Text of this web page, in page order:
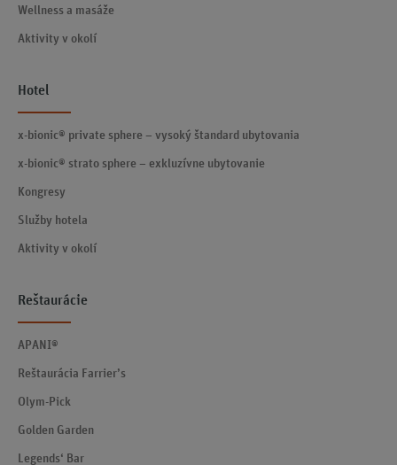
Wellness a masáže
Aktivity v okolí
Hotel
x-bionic® private sphere – vysoký štandard ubytovania
x-bionic® strato sphere – exkluzívne ubytovanie
Kongresy
Služby hotela
Aktivity v okolí
Reštaurácie
APANI®
Reštaurácia Farrier’s
Olym-Pick
Golden Garden
Legends‘ Bar